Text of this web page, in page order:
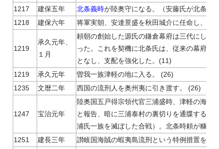
1217 建保五年 北条義時が陸奥守になる。（安藤氏が北条氏
1218
建保六年 将軍実朝、安達景盛を秋田城介に任命し、北
1219
承久元年、
１月
頼朝の創始した源氏の鎌倉幕府は三代にして
った。これを契機に北条氏は、従来の幕府直
となし、支配を強化した。(11)
1219
承久元年
曽我一族津軽の地に入る。 (26)
1235
文暦二年 西国の流刑人を奥州夷に引き渡す。 (26)
1247 宝治元年
陸奥国五戸得宗領代官三浦盛時、津軽の海辺
と報告、暗に三浦泰村の裏切りを通牒する。
浦氏一族を滅ぼした合戦）。北条時頼が糠部
1251
建長三年 讃岐国海賊の蝦夷島流刑という特例措置を講